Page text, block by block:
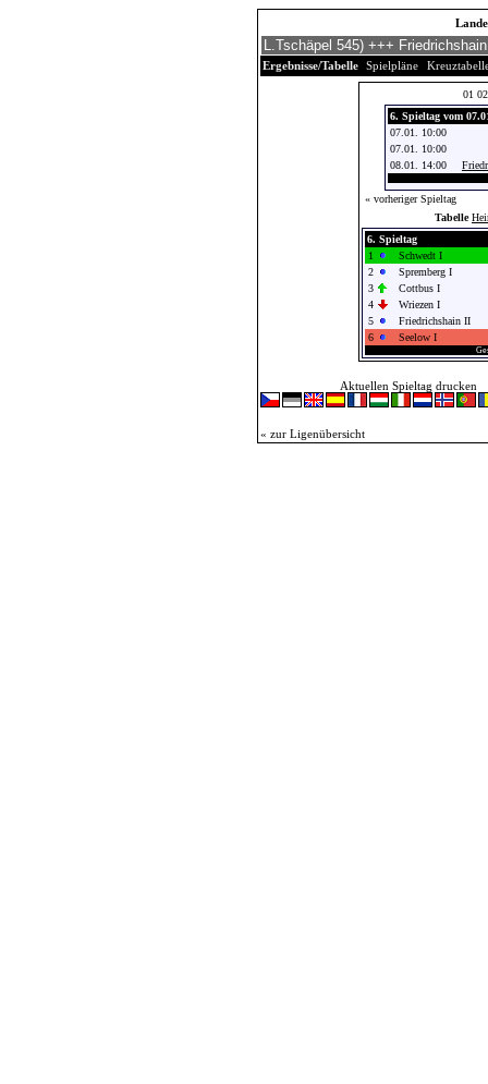
Ergebnisse/Tabelle Spielpläne
01 02
6. Spieltag vom
07.01. 10:00
07.01. 10:00
08.01. 14:00
« vorheriger Spieltag
Tabelle
6. Spieltag
1
Schwedt I
2
Spremberg I
3
Cottbus I
4
Wriezen I
5
Friedrichshain II
6
Seelow I
Aktuellen Spieltag drucken
« zur Ligenübersicht